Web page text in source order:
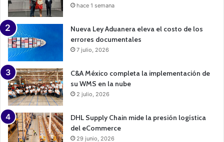
hace 1 semana
Nueva Ley Aduanera eleva el costo de los
errores documentales
7 julio, 2026
C&A México completa la implementación de
su WMS en la nube
2 julio, 2026
DHL Supply Chain mide la presión logística
del eCommerce
29 junio, 2026